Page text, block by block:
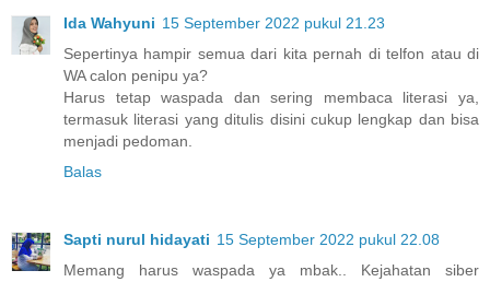
Ida Wahyuni 15 September 2022 pukul 21.23
Sepertinya hampir semua dari kita pernah di telfon atau di
WA calon penipu ya?
Harus tetap waspada dan sering membaca literasi ya,
termasuk literasi yang ditulis disini cukup lengkap dan bisa
menjadi pedoman.
Balas
Sapti nurul hidayati 15 September 2022 pukul 22.08
Memang harus waspada ya mbak.. Kejahatan siber